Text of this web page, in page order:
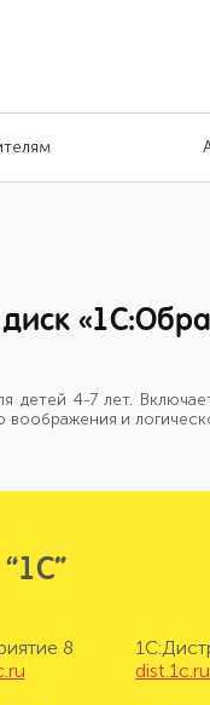
детей 4-7 лет.
и
8
dist.1c.ru